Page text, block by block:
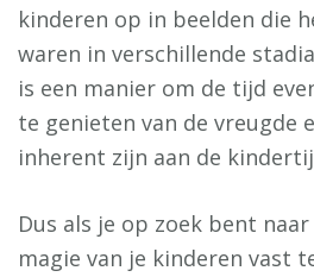
kinderen op in beelden die
waren in verschillende
is een manier om de tijd
te genieten van de vreugde
inherent zijn aan de
Dus als je op zoek bent
magie van je kinderen vast